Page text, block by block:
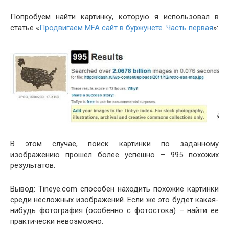
Попробуем найти картинку, которую я использовал в
статье «Продвигаем MFA сайт в буржунете. Часть первая»:
В этом случае, поиск картинки по заданному
изображению прошел более успешно – 995 похожих
результатов.
Вывод: Tineye.com способен находить похожие картинки
среди несложных изображений. Если же это будет какая-
нибудь фотография (особенно с фотостока) – найти ее
практически невозможно.